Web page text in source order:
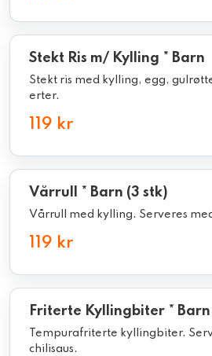
Stekt Ris m/ Kylling * Barn
Stekt ris med kylling, egg,
erter.
119 kr
Vårrull * Barn (3 stk)
Vårrull med kylling. Serveres
119 kr
Friterte Kyllingbiter * Barn
Tempurafriterte kyllingbiter.
chilisaus.